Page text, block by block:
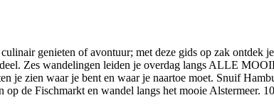
genieten of avontuur; met deze gids op zak
Zes wandelingen leiden je overdag langs ALLE
zien waar je bent en waar je naartoe moet. Snuif
op de Fischmarkt en wandel langs het mooie